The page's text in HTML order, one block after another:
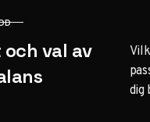
val av
dig